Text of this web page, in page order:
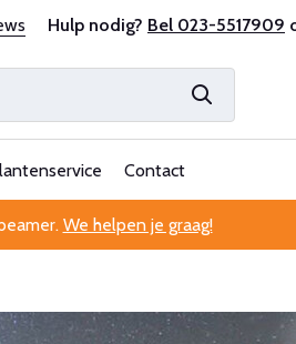
en ervaren
Hulp nodig? Bel 023-5517909
Contact
We helpen je graag!